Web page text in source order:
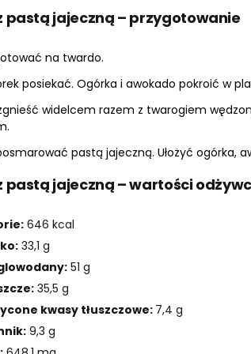
pastą jajeczną – przygotowanie
na twardo.
posiekać. Ogórka i awokado pokroić w
widelcem razem z twarogiem
pastą jajeczną. Ułożyć ogórka,
pastą jajeczną – wartości
646 kcal
33,1 g
51 g
35,5 g
kwasy tłuszczowe: 7,4 g
9,3 g